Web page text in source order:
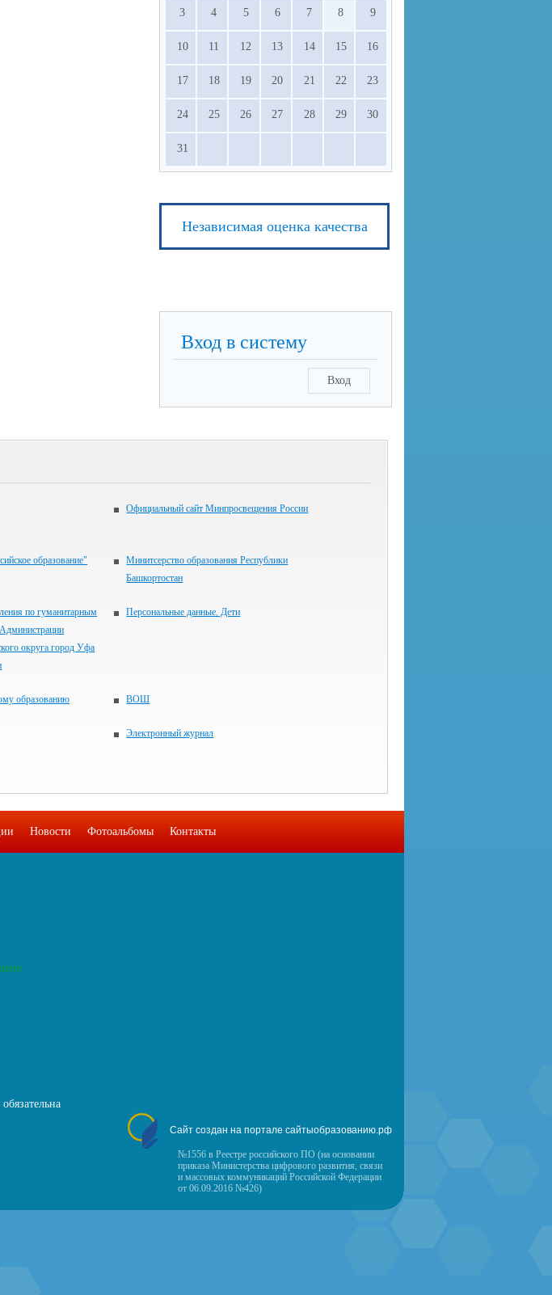
3 4 5 6 7 8 9
10 11 12 13 14 15 16
17 18 19 20 21 22 23
24 25 26 27 28 29 30
31
Независимая оценка качества
Вход в систему
Вход
Официальный сайт Минпросвещения России
образование"
Минитсерство образования Республики
Башкортостан
по гуманитарным
округа город Уфа
Персональные данные. Дети
образованию ВОШ
Электронный журнал
Новости Фотоальбомы Контакты
Сайт создан на портале сайтыобразованию.рф
№1556 в Реестре российского ПО (на основании
приказа Министерства цифрового развития, связи
и массовых коммуникаций Российской Федерации
от 06.09.2016 №426)